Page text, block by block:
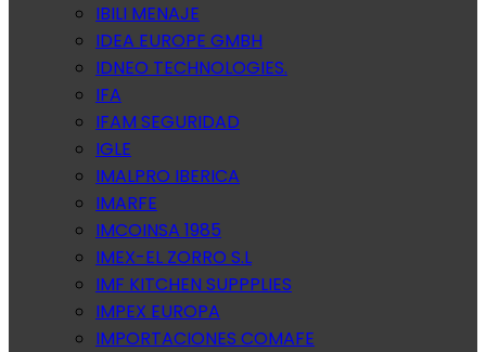
IBILI MENAJE
IDEA EUROPE GMBH
IDNEO TECHNOLOGIES.
IFA
IFAM SEGURIDAD
IGLE
IMALPRO IBERICA
IMARFE
IMCOINSA 1985
IMEX-EL ZORRO S.L
IMF KITCHEN SUPPPLIES
IMPEX EUROPA
IMPORTACIONES COMAFE